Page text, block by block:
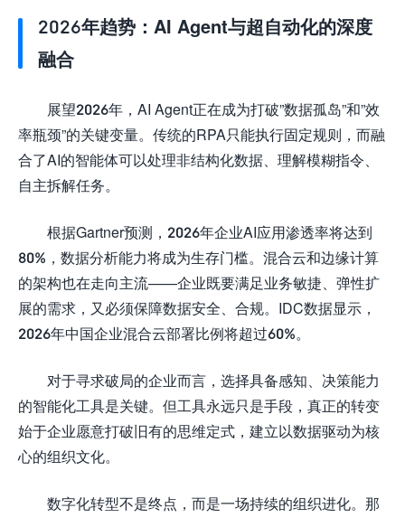
2026年趋势：AI Agent与超自动化的深度
融合
展望2026年，AI Agent正在成为打破”数据孤岛”和”效
率瓶颈”的关键变量。传统的RPA只能执行固定规则，而融
合了AI的智能体可以处理非结构化数据、理解模糊指令、
自主拆解任务。
根据Gartner预测，2026年企业AI应用渗透率将达到
80%，数据分析能力将成为生存门槛。混合云和边缘计算
的架构也在走向主流——企业既要满足业务敏捷、弹性扩
展的需求，又必须保障数据安全、合规。IDC数据显示，
2026年中国企业混合云部署比例将超过60%。
对于寻求破局的企业而言，选择具备感知、决策能力
的智能化工具是关键。但工具永远只是手段，真正的转变
始于企业愿意打破旧有的思维定式，建立以数据驱动为核
心的组织文化。
数字化转型不是终点，而是一场持续的组织进化。那